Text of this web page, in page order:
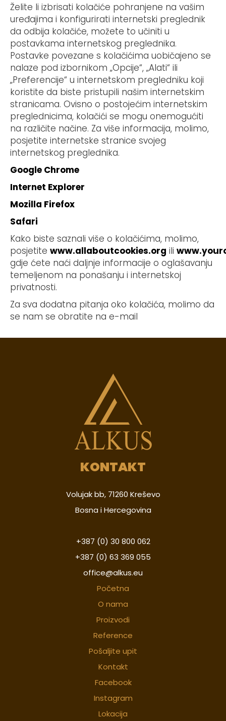
Želite li izbrisati kolačiće pohranjene na vašim
uređajima i konfigurirati internetski preglednik
da odbija kolačiće, možete to učiniti u
postavkama internetskog preglednika.
Postavke povezane s kolačićima uobičajeno se
nalaze pod izbornikom „Opcije“, „Alati“ ili
„Preferencije“ u internetskom pregledniku koji
koristite da biste pristupili našim internetskim
stranicama. Ovisno o postojećim internetskim
preglednicima, kolačići se mogu onemogućiti
na različite načine. Za više informacija, molimo,
posjetite internetske stranice svojeg
internetskog preglednika.
Google Chrome
Internet Explorer
Mozilla Firefox
Safari
Kako biste saznali više o kolačićima, molimo,
posjetite www.allaboutcookies.org ili
gdje ćete naći daljnje informacije o oglašavanju
temeljenom na ponašanju i internetskoj
privatnosti.
Za sva dodatna pitanja oko kolačića, molimo da
se nam se obratite na e-mail
KONTAKT
Volujak bb, 71260 Kreševo
Bosna i Hercegovina
+387 (0) 30 800 062
+387 (0) 63 369 055
office@alkus.eu
Početna
O nama
Proizvodi
Reference
Pošaljite upit
Kontakt
Facebook
Instagram
Lokacija